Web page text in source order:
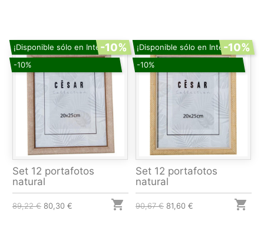
¡Disponible sólo en Internet!
-10%
-10%
Set 12 portafotos
natural
89,22 € 80,30 € 
¡Disponible sólo en Internet!
-10%
-10%
Set 12 portafotos
natural
90,67 € 81,60 € 